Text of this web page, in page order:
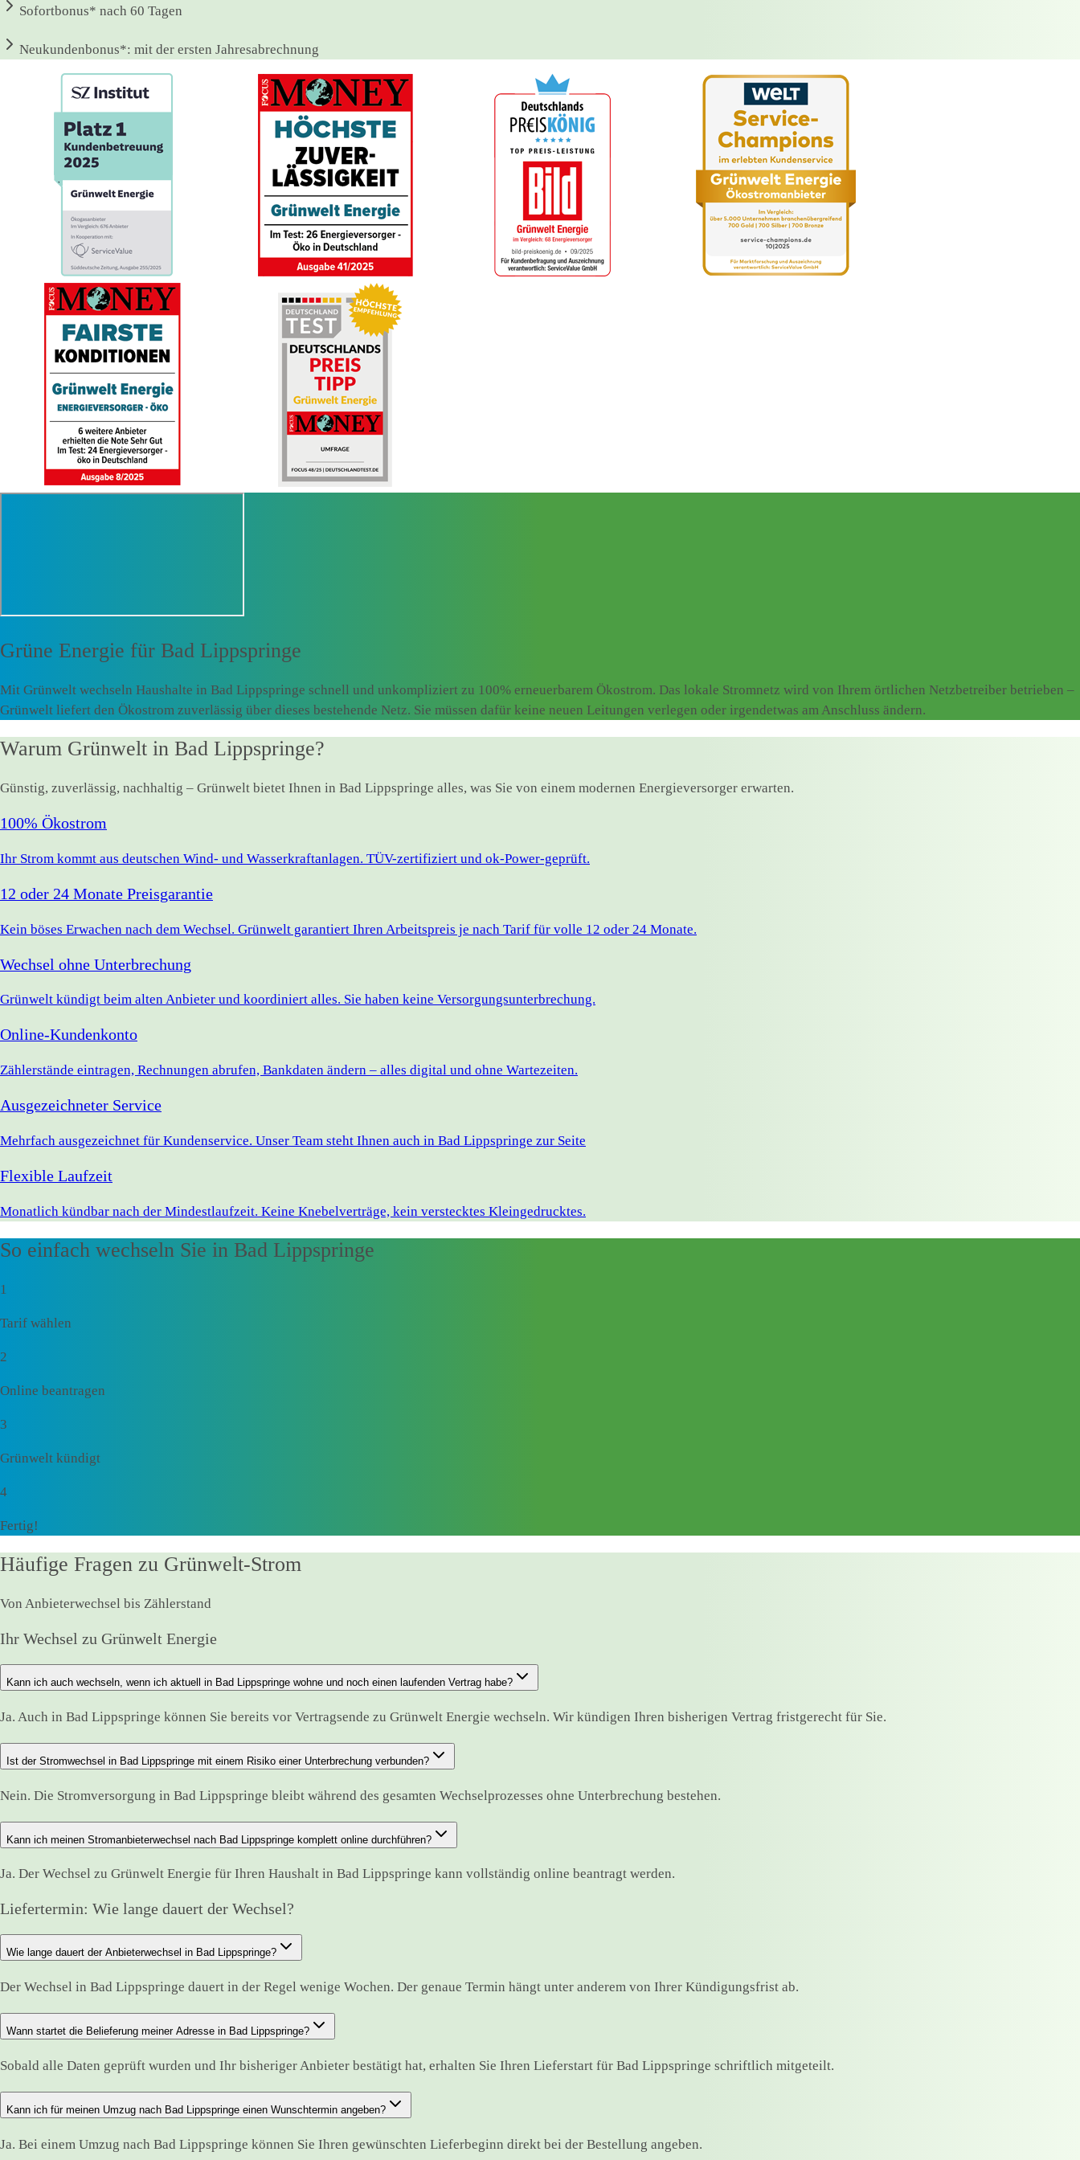
Sofortbonus* nach 60 Tagen
Neukundenbonus*: mit der ersten Jahresabrechnung
Grüne Energie für Bad Lippspringe
Mit Grünwelt wechseln Haushalte in Bad Lippspringe schnell und unkompliziert zu 100% erneuerbarem Ökostrom. Das lokale Stromnetz wird von Ihrem örtlichen Netzbetreiber betrieben –
Grünwelt liefert den Ökostrom zuverlässig über dieses bestehende Netz. Sie müssen dafür keine neuen Leitungen verlegen oder irgendetwas am Anschluss ändern.
Warum Grünwelt in Bad Lippspringe?
Günstig, zuverlässig, nachhaltig – Grünwelt bietet Ihnen in Bad Lippspringe alles, was Sie von einem modernen Energieversorger erwarten.
100% Ökostrom
Ihr Strom kommt aus deutschen Wind- und Wasserkraftanlagen. TÜV-zertifiziert und ok-Power-geprüft.
12 oder 24 Monate Preisgarantie
Kein böses Erwachen nach dem Wechsel. Grünwelt garantiert Ihren Arbeitspreis je nach Tarif für volle 12 oder 24 Monate.
Wechsel ohne Unterbrechung
Grünwelt kündigt beim alten Anbieter und koordiniert alles. Sie haben keine Versorgungsunterbrechung.
Online-Kundenkonto
Zählerstände eintragen, Rechnungen abrufen, Bankdaten ändern – alles digital und ohne Wartezeiten.
Ausgezeichneter Service
Mehrfach ausgezeichnet für Kundenservice. Unser Team steht Ihnen auch in Bad Lippspringe zur Seite
Flexible Laufzeit
Monatlich kündbar nach der Mindestlaufzeit. Keine Knebelverträge, kein verstecktes Kleingedrucktes.
So einfach wechseln Sie in Bad Lippspringe
1
Tarif wählen
2
Online beantragen
3
Grünwelt kündigt
4
Fertig!
Häufige Fragen zu Grünwelt-Strom
Von Anbieterwechsel bis Zählerstand
Ihr Wechsel zu Grünwelt Energie
Kann ich auch wechseln, wenn ich aktuell in Bad Lippspringe wohne und noch einen laufenden Vertrag habe?
Ja. Auch in Bad Lippspringe können Sie bereits vor Vertragsende zu Grünwelt Energie wechseln. Wir kündigen Ihren bisherigen Vertrag fristgerecht für Sie.
Ist der Stromwechsel in Bad Lippspringe mit einem Risiko einer Unterbrechung verbunden?
Nein. Die Stromversorgung in Bad Lippspringe bleibt während des gesamten Wechselprozesses ohne Unterbrechung bestehen.
Kann ich meinen Stromanbieterwechsel nach Bad Lippspringe komplett online durchführen?
Ja. Der Wechsel zu Grünwelt Energie für Ihren Haushalt in Bad Lippspringe kann vollständig online beantragt werden.
Liefertermin: Wie lange dauert der Wechsel?
Wie lange dauert der Anbieterwechsel in Bad Lippspringe?
Der Wechsel in Bad Lippspringe dauert in der Regel wenige Wochen. Der genaue Termin hängt unter anderem von Ihrer Kündigungsfrist ab.
Wann startet die Belieferung meiner Adresse in Bad Lippspringe?
Sobald alle Daten geprüft wurden und Ihr bisheriger Anbieter bestätigt hat, erhalten Sie Ihren Lieferstart für Bad Lippspringe schriftlich mitgeteilt.
Kann ich für meinen Umzug nach Bad Lippspringe einen Wunschtermin angeben?
Ja. Bei einem Umzug nach Bad Lippspringe können Sie Ihren gewünschten Lieferbeginn direkt bei der Bestellung angeben.